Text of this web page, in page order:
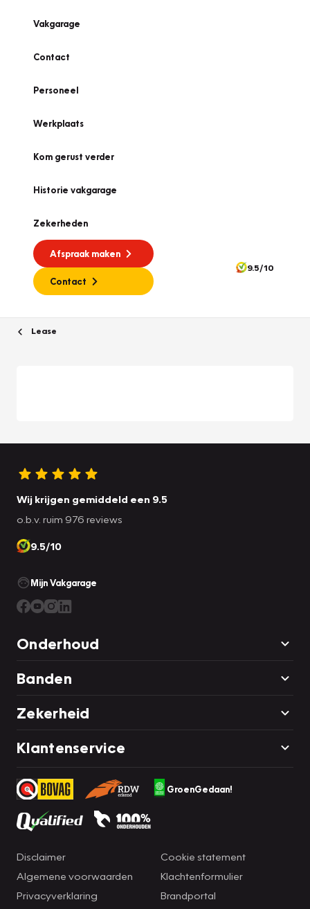
Vakgarage
Contact
Personeel
Werkplaats
Kom gerust verder
Historie vakgarage
Zekerheden
Afspraak maken
Contact
9.5/10
Lease
Wij krijgen gemiddeld een 9.5
o.b.v. ruim 976 reviews
9.5/10
Mijn Vakgarage
Onderhoud
Banden
Zekerheid
Klantenservice
GroenGedaan!
Disclaimer
Algemene voorwaarden
Privacyverklaring
Cookie statement
Klachtenformulier
Brandportal